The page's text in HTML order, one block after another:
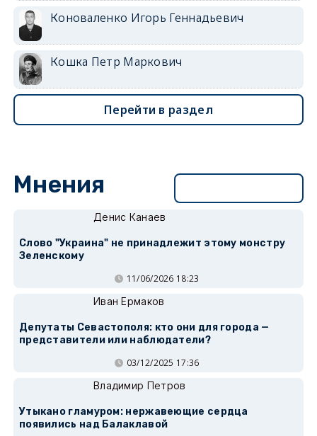
Коноваленко Игорь Геннадьевич
Кошка Петр Маркович
Перейти в раздел
Мнения
Денис Канаев
Слово "Украина" не принадлежит этому монстру
Зеленскому
11/06/2026 18:23
Иван Ермаков
Депутаты Севастополя: кто они для города —
представители или наблюдатели?
03/12/2025 17:36
Владимир Петров
Утыкано гламуром: нержавеющие сердца
появились над Балаклавой